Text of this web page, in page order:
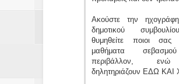
Ακούστε την
δημοτικού
θυμηθείτε ποιοι σας
μαθήματα
περιβάλλον,
δηλητηριάζουν ΕΔΩ